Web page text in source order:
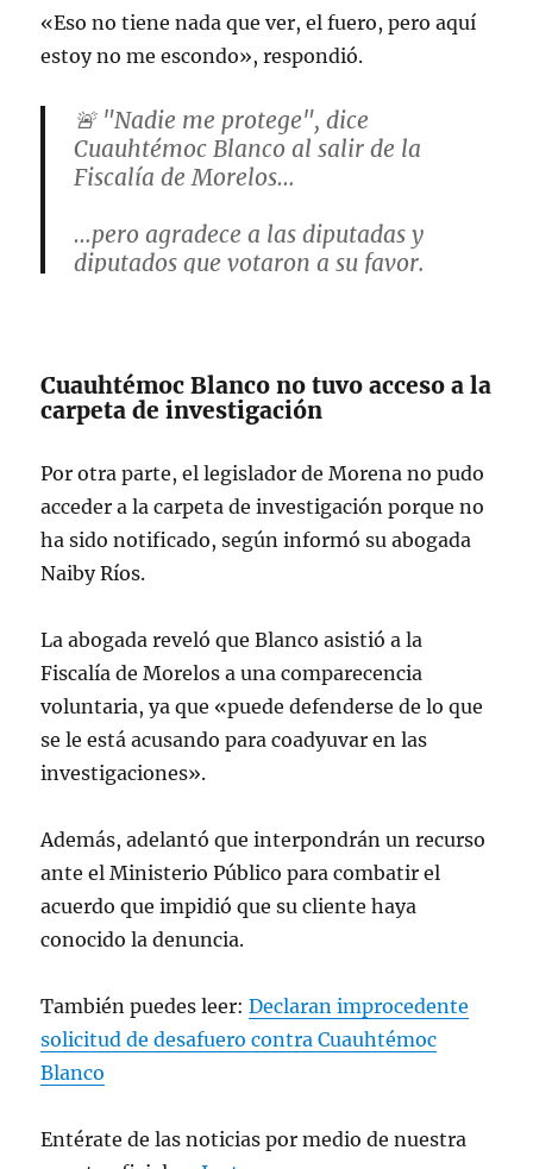
«Eso no tiene nada que ver, el fuero, pero aquí
estoy no me escondo», respondió.
🚨 "Nadie me protege", dice
Cuauhtémoc Blanco al salir de la
Fiscalía de Morelos…
…pero agradece a las diputadas y
diputados que votaron a su favor.
abogada.pic.twitter.com/emo0xBtTiL
(@MLopezSanMartin)March 27, 2025
Cuauhtémoc Blanco no tuvo acceso a la
carpeta de investigación
Por otra parte, el legislador de Morena no pudo
acceder a la carpeta de investigación porque no
ha sido notificado, según informó su abogada
Naiby Ríos.
La abogada reveló que Blanco asistió a la
Fiscalía de Morelos a una comparecencia
voluntaria, ya que «puede defenderse de lo que
se le está acusando para coadyuvar en las
investigaciones».
Además, adelantó que interpondrán un recurso
ante el Ministerio Público para combatir el
acuerdo que impidió que su cliente haya
conocido la denuncia.
También puedes leer:Declaran improcedente
solicitud de desafuero contra Cuauhtémoc
Blanco
Entérate de las noticias por medio de nuestra